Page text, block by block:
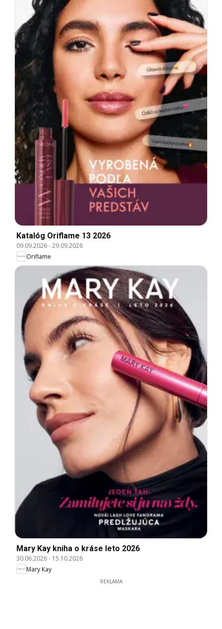
Katalóg Oriflame 13 2026
09.09.2026-29.09.2026
Oriflame
Mary Kay kniha o kráse leto 2026
30.06.2026- 15.10.2026
Mary Kay
REKLAMA